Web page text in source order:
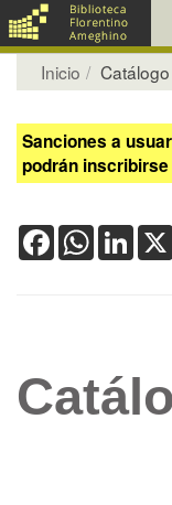
Inicio Catálogo
Sanciones a
podrán
FacebookWhatsApp